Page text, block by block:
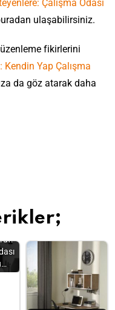
Çalışma Odası
ulaşabilirsiniz.
fikirlerini
Kendin Yap Çalışma
da göz atarak daha